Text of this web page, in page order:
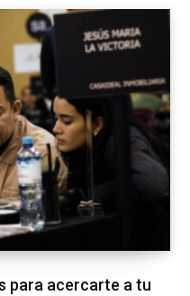
para acercarte a tu